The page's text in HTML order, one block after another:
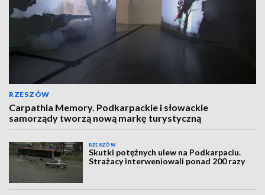
RZESZÓW
Carpathia Memory. Podkarpackie i słowackie
samorządy tworzą nową markę turystyczną
RZESZÓW
Skutki potężnych ulew na Podkarpaciu.
Strażacy interweniowali ponad 200 razy